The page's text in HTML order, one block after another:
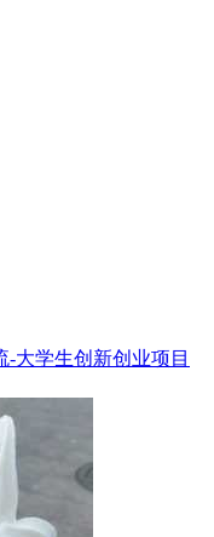
-大学生创新创业项目